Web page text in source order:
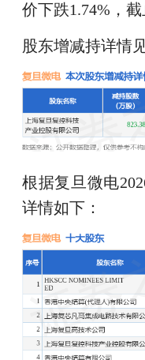
价下跌1.74%，截
股东增减持详情
根据复旦微电
详情如下：